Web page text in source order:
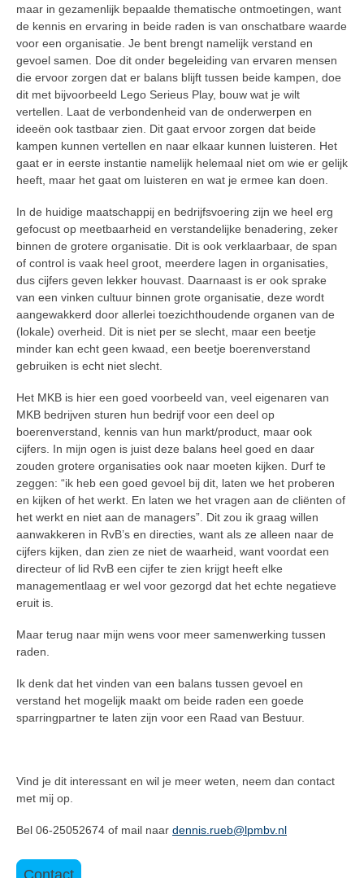
maar in gezamenlijk bepaalde thematische ontmoetingen, want
de kennis en ervaring in beide raden is van onschatbare waarde
voor een organisatie. Je bent brengt namelijk verstand en
gevoel samen. Doe dit onder begeleiding van ervaren mensen
die ervoor zorgen dat er balans blijft tussen beide kampen, doe
dit met bijvoorbeeld Lego Serieus Play, bouw wat je wilt
vertellen. Laat de verbondenheid van de onderwerpen en
ideeën ook tastbaar zien. Dit gaat ervoor zorgen dat beide
kampen kunnen vertellen en naar elkaar kunnen luisteren. Het
gaat er in eerste instantie namelijk helemaal niet om wie er gelijk
heeft, maar het gaat om luisteren en wat je ermee kan doen.
In de huidige maatschappij en bedrijfsvoering zijn we heel erg
gefocust op meetbaarheid en verstandelijke benadering, zeker
binnen de grotere organisatie. Dit is ook verklaarbaar, de span
of control is vaak heel groot, meerdere lagen in organisaties,
dus cijfers geven lekker houvast. Daarnaast is er ook sprake
van een vinken cultuur binnen grote organisatie, deze wordt
aangewakkerd door allerlei toezichthoudende organen van de
(lokale) overheid. Dit is niet per se slecht, maar een beetje
minder kan echt geen kwaad, een beetje boerenverstand
gebruiken is echt niet slecht.
Het MKB is hier een goed voorbeeld van, veel eigenaren van
MKB bedrijven sturen hun bedrijf voor een deel op
boerenverstand, kennis van hun markt/product, maar ook
cijfers. In mijn ogen is juist deze balans heel goed en daar
zouden grotere organisaties ook naar moeten kijken. Durf te
zeggen: “ik heb een goed gevoel bij dit, laten we het proberen
en kijken of het werkt. En laten we het vragen aan de cliënten of
het werkt en niet aan de managers”. Dit zou ik graag willen
aanwakkeren in RvB’s en directies, want als ze alleen naar de
cijfers kijken, dan zien ze niet de waarheid, want voordat een
directeur of lid RvB een cijfer te zien krijgt heeft elke
managementlaag er wel voor gezorgd dat het echte negatieve
eruit is.
Maar terug naar mijn wens voor meer samenwerking tussen
raden.
Ik denk dat het vinden van een balans tussen gevoel en
verstand het mogelijk maakt om beide raden een goede
sparringpartner te laten zijn voor een Raad van Bestuur.
Vind je dit interessant en wil je meer weten, neem dan contact
met mij op.
Bel 06-25052674 of mail naar dennis.rueb@lpmbv.nl